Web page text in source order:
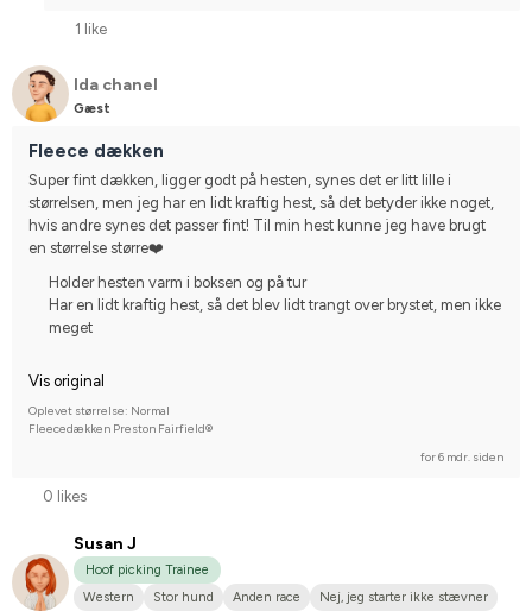
1 like
Ida chanel
Gæst
Fleece dækken
Super fint dækken, ligger godt på hesten, synes det er litt lille i
størrelsen, men jeg har en lidt kraftig hest, så det betyder ikke noget,
hvis andre synes det passer fint! Til min hest kunne jeg have brugt
en størrelse større❤️
Holder hesten varm i boksen og på tur
Har en lidt kraftig hest, så det blev lidt trangt over brystet, men ikke
meget
Vis original
Oplevet størrelse: Normal
Fleecedækken Preston Fairfield®
for 6 mdr. siden
0 likes
Susan J
Hoof picking Trainee
Western
Stor hund Anden race Nej, jeg starter ikke stævner